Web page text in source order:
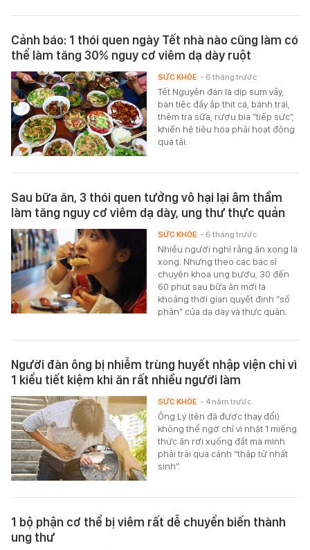
Cảnh báo: 1 thói quen ngày Tết nhà nào cũng làm có
thể làm tăng 30% nguy cơ viêm dạ dày ruột
Tết Nguyên đán là dịp sum vầy,
bàn tiệc đầy ắp thịt cá, bánh trái,
thêm trà sữa, rượu bia “tiếp sức”,
khiến hệ tiêu hóa phải hoạt động
quá tải.
SỨC KHỎE - 6 tháng trước
Sau bữa ăn, 3 thói quen tưởng vô hại lại âm thầm
làm tăng nguy cơ viêm dạ dày, ung thư thực quản
Nhiều người nghĩ rằng ăn xong là
xong. Nhưng theo các bác sĩ
chuyên khoa ung bướu, 30 đến
60 phút sau bữa ăn mới là
khoảng thời gian quyết định “số
phận” của dạ dày và thực quản.
SỨC KHỎE - 6 tháng trước
Người đàn ông bị nhiễm trùng huyết nhập viện chỉ vì
1 kiểu tiết kiệm khi ăn rất nhiều người làm
Ông Lý (tên đã được thay đổi)
không thể ngờ chỉ vì nhặt 1 miếng
thức ăn rơi xuống đất mà mình
phải trải qua cảnh “thập tử nhất
sinh”.
SỨC KHỎE - 4 năm trước
1 bộ phận cơ thể bị viêm rất dễ chuyển biến thành
ung thư